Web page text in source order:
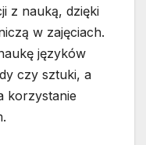
z nauką, dzięki
w zajęciach.
języków
czy sztuki, a
korzystanie